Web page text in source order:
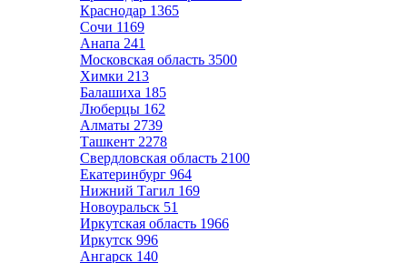
Краснодар 1365
Сочи 1169
Анапа 241
Московская область 3500
Химки 213
Балашиха 185
Люберцы 162
Алматы 2739
Ташкент 2278
Свердловская область 2100
Екатеринбург 964
Нижний Тагил 169
Новоуральск 51
Иркутская область 1966
Иркутск 996
Ангарск 140